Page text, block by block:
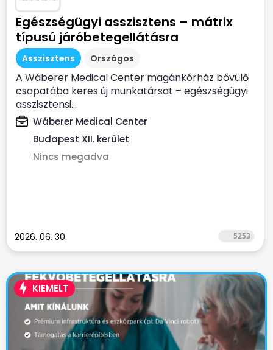
Egészségügyi asszisztens – mátrix
típusú járóbetegellátásra
Asszisztens Országos
A Wáberer Medical Center magánkórház bővülő
csapatába keres új munkatársat – egészségügyi
asszisztensi...
Wáberer Medical Center
Budapest XII. kerület
Nincs megadva
2026. 06. 30. 5253
KIEMELT